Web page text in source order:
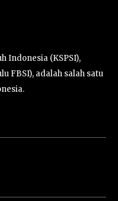
Indonesia (KSPSI),
FBSI), adalah salah satu